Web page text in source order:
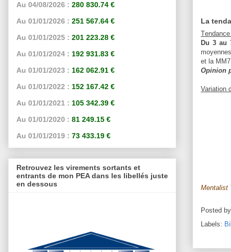
La
Tendance
Du 3 au
et la
Opinion
Variation
Mentalist
Posted by
Labels:
Au 04/08/2026 : 280 830.74 €
Au 01/01/2026 : 251 567.64 €
Au 01/01/2025 : 201 223.28 €
Au 01/01/2024 : 192 931.83 €
Au 01/01/2023 : 162 062.91 €
Au 01/01/2022 : 152 167.42 €
Au 01/01/2021 : 105 342.39 €
Au 01/01/2020 : 81 249.15 €
Au 01/01/2019 : 73 433.19 €
Retrouvez les virements sortants et
entrants de mon PEA dans les libellés juste
en dessous